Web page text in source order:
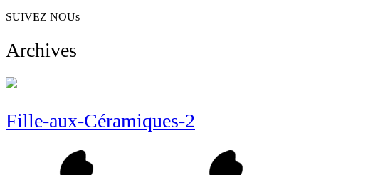
SUIVEZ NOUs
Archives
Fille-aux-Céramiques-2